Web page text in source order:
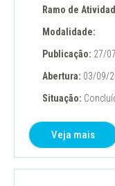
Ramo de
Modalidade:
Publicação: 27/
Abertura: 03/09/
Situação:
Veja mais